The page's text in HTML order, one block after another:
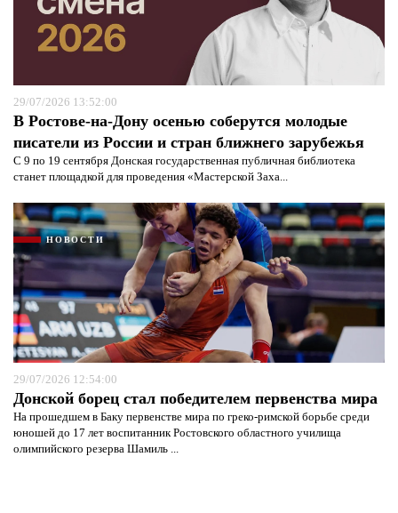
29/07/2026 13:52:00
В Ростове-на-Дону осенью соберутся молодые
писатели из России и стран ближнего зарубежья
С 9 по 19 сентября Донская государственная публичная библиотека
станет площадкой для проведения «Мастерской Заха...
НОВОСТИ
29/07/2026 12:54:00
Донской борец стал победителем первенства мира
На прошедшем в Баку первенстве мира по греко-римской борьбе среди
юношей до 17 лет воспитанник Ростовского областного училища
олимпийского резерва Шамиль ...